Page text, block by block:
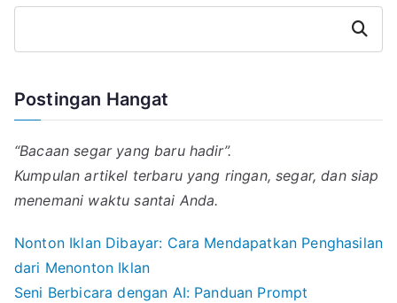
p
a
I
o
Search
Postingan Hangat
“Bacaan segar yang baru hadir”.
Kumpulan artikel terbaru yang ringan, segar, dan siap
menemani waktu santai Anda.
Nonton Iklan Dibayar: Cara Mendapatkan Penghasilan
dari Menonton Iklan
Seni Berbicara dengan AI: Panduan Prompt